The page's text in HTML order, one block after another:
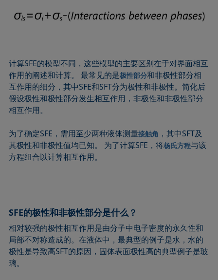
计算SFE的模型不同，这些模型的主要区别在于对界面相互
作用的阐述和计算。 最常见的是极性部分和非极性部分相
互作用的细分，其中SFE和SFT分为极性和非极性。简化后
假设极性和极性部分发生相互作用，非极性和非极性部分
相互作用。
为了确定SFE，需用至少两种液体测量接触角 ，其中SFT及
其极性和非极性值均已知。 为了计算SFE，将杨氏方程与该
方程组合以计算相互作用。
SFE的极性和非极性部分是什么？
相对较强的极性相互作用是由分子中电子密度的永久性和
局部不对称造成的。在液体中，最典型的例子是水，水的
极性是导致高SFT的原因，固体表面极性高的典型例子是玻
璃。